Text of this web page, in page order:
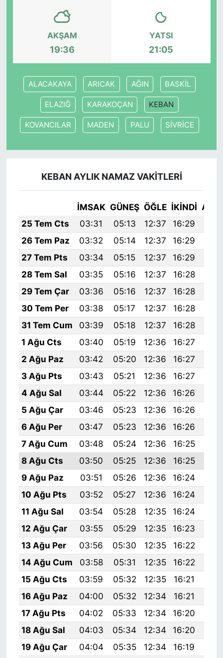
AKŞAM
19:36
YATSI
21:05
ALACAKAYA ARICAK AĞIN BASKİL
ELAZIĞ KARAKOÇAN KEBAN
KOVANCILAR MADEN PALU SİVRİCE
KEBAN AYLIK NAMAZ VAKITLERI
İMSAK GÜNEŞ ÖĞLE İKINDI
25 Tem Cts
03:31 05:13 12:37 16:29
26 Tem Paz
03:32 05:14 12:37 16:29
27 Tem Pts
03:34 05:15 12:37 16:29
28 Tem Sal
03:35 05:16 12:37 16:28
29 Tem Çar
03:36 05:16 12:37 16:28
30 Tem Per
03:38 05:17 12:37 16:28
31 Tem Cum
03:39 05:18 12:37 16:28
1 Ağu Cts
03:40 05:19 12:36 16:27
2 Ağu Paz
03:42 05:20 12:36 16:27
3 Ağu Pts
03:43 05:21 12:36 16:27
4 Ağu Sal
03:44 05:22 12:36 16:26
5 Ağu Çar
03:46 05:23 12:36 16:26
6 Ağu Per
03:47 05:23 12:36 16:26
7 Ağu Cum
03:48 05:24 12:36 16:25
8 Ağu Cts
03:50 05:25 12:36 16:25
9 Ağu Paz
03:51 05:26 12:36 16:24
10 Ağu Pts
03:52 05:27 12:36 16:24
11 Ağu Sal
03:54 05:28 12:35 16:24
12 Ağu Çar
03:55 05:29 12:35 16:23
13 Ağu Per
03:56 05:30 12:35 16:22
14 Ağu Cum
03:58 05:31 12:35 16:22
15 Ağu Cts
03:59 05:32 12:35 16:21
16 Ağu Paz
04:00 05:32 12:34 16:21
17 Ağu Pts
04:02 05:33 12:34 16:20
18 Ağu Sal
04:03 05:34 12:34 16:20
19 Ağu Çar
04:04 05:35 12:34 16:19
SİYASET
SON DAKİKA HABERİ
SPOR
TEKNOLOJİ
TÜRKİYE VE DÜNYA GÜNDEMİ
VİDEO GALERİ
YAŞAM